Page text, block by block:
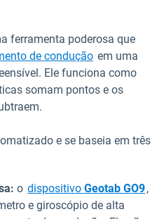
ferramenta poderosa que
de condução em uma
Ele funciona como
somam pontos e os
e se baseia em três
o dispositivo Geotab GO9,
e giroscópio de alta